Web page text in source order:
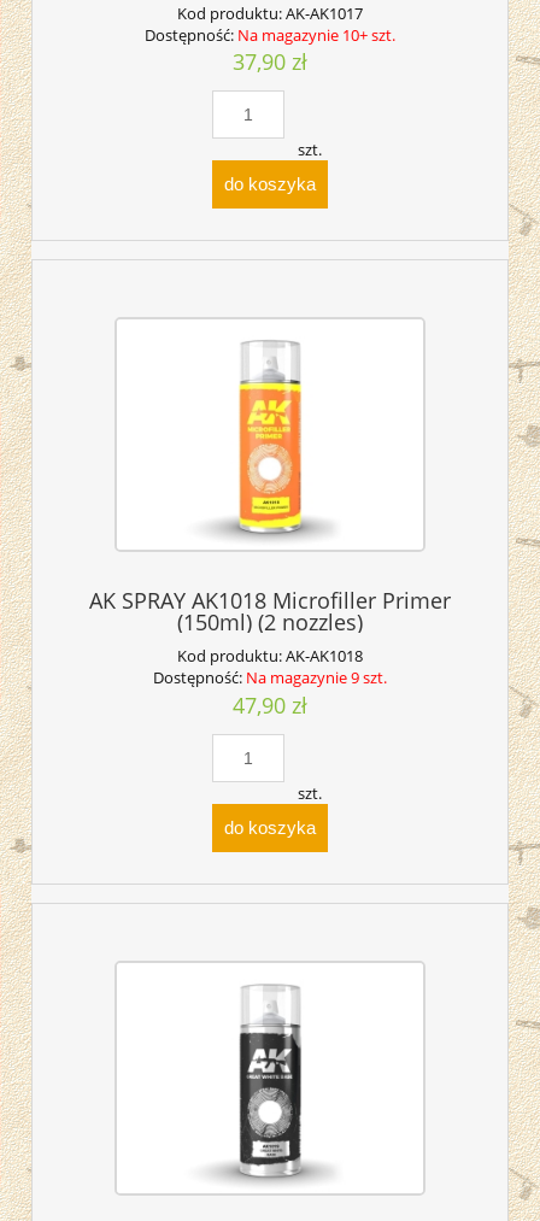
Kod produktu:AK-AK1017
Dostępność: Na magazynie 10+ szt.
37,90 zł
szt.
do koszyka
AK SPRAY AK1018 Microfiller Primer
(150ml) (2 nozzles)
Kod produktu:AK-AK1018
Dostępność: Na magazynie 9 szt.
47,90 zł
szt.
do koszyka